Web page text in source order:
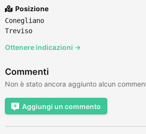
Posizione
Conegliano
Treviso
Ottenere indicazioni →
Commenti
Non è stato ancora aggiunto alcun
Aggiungi un commento